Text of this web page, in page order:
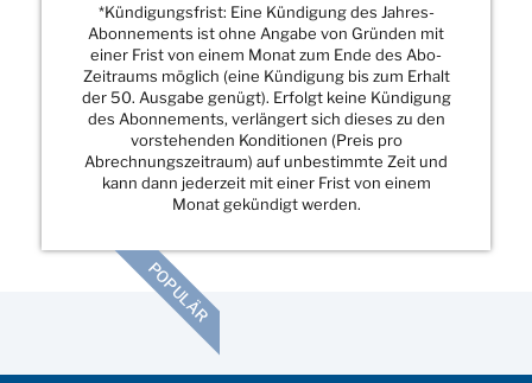
*Kündigungsfrist: Eine Kündigung des Jahres-
Abonnements ist ohne Angabe von Gründen mit
einer Frist von einem Monat zum Ende des Abo-
Zeitraums möglich (eine Kündigung bis zum Erhalt
der 50. Ausgabe genügt). Erfolgt keine Kündigung
des Abonnements, verlängert sich dieses zu den
vorstehenden Konditionen (Preis pro
Abrechnungszeitraum) auf unbestimmte Zeit und
kann dann jederzeit mit einer Frist von einem
Monat gekündigt werden.
POPULÄR